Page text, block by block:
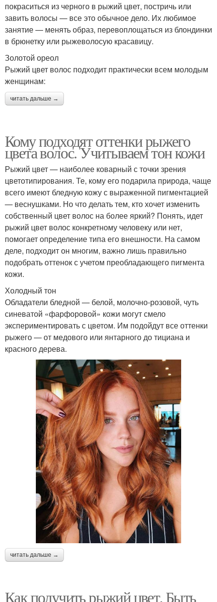
покраситься из черного в рыжий цвет, постричь или
завить волосы — все это обычное дело. Их любимое
занятие — менять образ, перевоплощаться из блондинки
в брюнетку или рыжеволосую красавицу.
Золотой ореол
Рыжий цвет волос подходит практически всем молодым
женщинам:
читать дальше →
Кому подходят оттенки рыжего
цвета волос. Учитываем тон кожи
Рыжий цвет — наиболее коварный с точки зрения
цветотипирования. Те, кому его подарила природа, чаще
всего имеют бледную кожу с выраженной пигментацией
— веснушками. Но что делать тем, кто хочет изменить
собственный цвет волос на более яркий? Понять, идет
рыжий цвет волос конкретному человеку или нет,
помогает определение типа его внешности. На самом
деле, подходит он многим, важно лишь правильно
подобрать оттенок с учетом преобладающего пигмента
кожи.
Холодный тон
Обладатели бледной — белой, молочно-розовой, чуть
синеватой «фарфоровой» кожи могут смело
экспериментировать с цветом. Им подойдут все оттенки
рыжего — от медового или янтарного до тициана и
красного дерева.
читать дальше →
Как получить рыжий цвет. Быть